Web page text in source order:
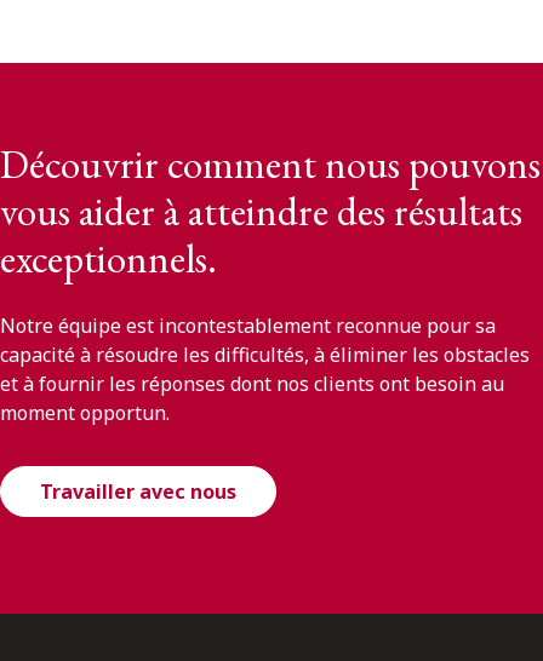
Découvrir comment nous pouvons
vous aider à atteindre des résultats
exceptionnels.
Notre équipe est incontestablement reconnue pour sa
capacité à résoudre les difficultés, à éliminer les obstacles
et à fournir les réponses dont nos clients ont besoin au
moment opportun.
Travailler avec nous